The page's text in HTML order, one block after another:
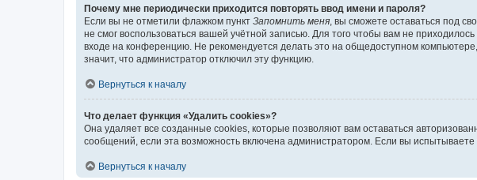
Почему мне периодически приходится повторять ввод имени и пароля?
Если вы не отметили флажком пункт Запомнить меня , вы сможете оставаться под
не смог воспользоваться вашей учётной записью. Для того чтобы вам не
входе на конференцию. Не рекомендуется делать это на общедоступном
значит, что администратор отключил эту функцию.
Вернуться к началу
Что делает функция «Удалить cookies»?
Она удаляет все созданные cookies, которые позволяют вам оставаться
сообщений, если эта возможность включена администратором. Если вы
Вернуться к началу